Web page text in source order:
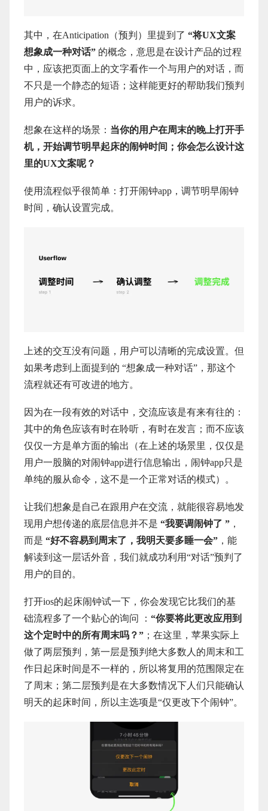
其中，在Anticipation（预判）里提到了 “将UX文案
想象成一种对话” 的概念，意思是在设计产品的过程
中，应该把页面上的文字看作一个与用户的对话，而
不只是一个静态的短语；这样能更好的帮助我们预判
用户的诉求。
想象在这样的场景： 当你的用户在周末的晚上打开手
机，开始调节明早起床的闹钟时间；你会怎么设计这
里的UX文案呢？
使用流程似乎很简单：打开闹钟app，调节明早闹钟
时间，确认设置完成。
上述的交互没有问题，用户可以清晰的完成设置。但
如果考虑到上面提到的 “想象成一种对话”，那这个
流程就还有可改进的地方。
因为在一段有效的对话中，交流应该是有来有往的：
其中的角色应该有时在聆听，有时在发言；而不应该
仅仅一方是单方面的输出（在上述的场景里，仅仅是
用户一股脑的对闹钟app进行信息输出，闹钟app只是
单纯的服从命令，这不是一个正常对话的模式）。
让我们想象是自己在跟用户在交流，就能很容易地发
现用户想传递的底层信息并不是 “我要调闹钟了 ” ，
而是 “好不容易到周末了，我明天要多睡一会” ，能
解读到这一层话外音，我们就成功利用“对话”预判了
用户的目的。
打开ios的起床闹钟试一下，你会发现它比我们的基
础流程多了一个贴心的询问 ： “你要将此更改应用到
这个定时中的所有周末吗？” ；在这里，苹果实际上
做了两层预判，第一层是预判绝大多数人的周末和工
作日起床时间是不一样的，所以将复用的范围限定在
了周末；第二层预判是在大多数情况下人们只能确认
明天的起床时间，所以主选项是“仅更改下个闹钟”。